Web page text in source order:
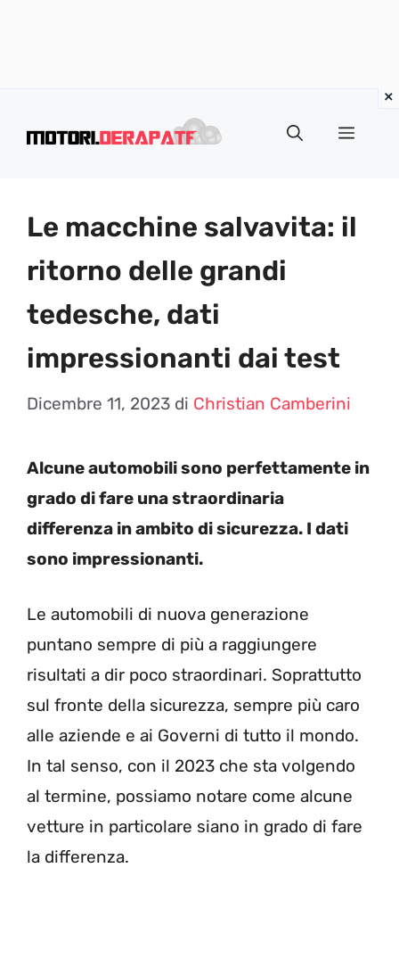
Menu
Le macchine salvavita: il
ritorno delle grandi
tedesche, dati
impressionanti dai test
Dicembre 11, 2023 di Christian Camberini
Alcune automobili sono perfettamente in
grado di fare una straordinaria
differenza in ambito di sicurezza. I dati
sono impressionanti.
Le automobili di nuova generazione
puntano sempre di più a raggiungere
risultati a dir poco straordinari. Soprattutto
sul fronte della sicurezza, sempre più caro
alle aziende e ai Governi di tutto il mondo.
In tal senso, con il 2023 che sta volgendo
al termine, possiamo notare come alcune
vetture in particolare siano in grado di fare
la differenza.